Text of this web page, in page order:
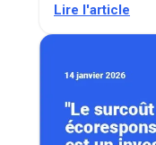
Lire l'article